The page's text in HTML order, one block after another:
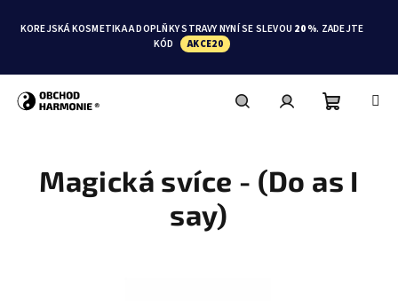
KOREJSKÁ KOSMETIKA A DOPLŇKY STRAVY NYNÍ SE SLEVOU 20 %. ZADEJTE
KÓD
AKCE20
košík
Magická svíce - (Do as I
say)